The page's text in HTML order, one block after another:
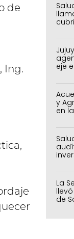
de
Ing.
eje
y
en
La
de